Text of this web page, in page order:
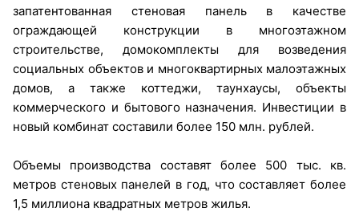
запатентованная стеновая панель в качестве
ограждающей конструкции в многоэтажном
строительстве, домокомплекты для возведения
социальных объектов и многоквартирных малоэтажных
домов, а также коттеджи, таунхаусы, объекты
коммерческого и бытового назначения. Инвестиции в
новый комбинат составили более 150 млн. рублей.
Объемы производства составят более 500 тыс. кв.
метров стеновых панелей в год, что составляет более
1,5 миллиона квадратных метров жилья.